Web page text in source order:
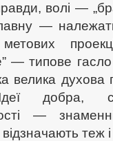
волі —
—
— типове гасло
велика духова
добра,
—
теж і